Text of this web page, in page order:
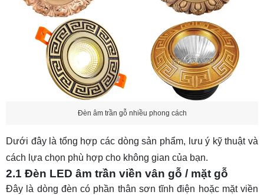
Đèn âm trần gỗ nhiều phong cách
Dưới đây là tổng hợp các dòng sản phẩm, lưu ý kỹ thuật và
cách lựa chọn phù hợp cho không gian của bạn.
2.1 Đèn LED âm trần viền vân gỗ / mặt gỗ
Đây là dòng đèn có phần thân sơn tĩnh điện hoặc mặt viền